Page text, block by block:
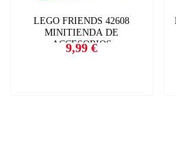
LEGO FRIENDS 42608
MINITIENDA DE
ACCESORIOS
Precio
9,99 €